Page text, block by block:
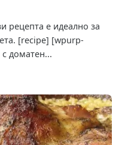
рецепта е идеално за
[recipe] [wpurp-
доматен...